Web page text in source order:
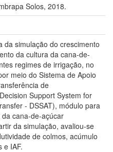
Solos, 2018.
da simulação do crescimento
da cultura da cana-de-
regimes de irrigação, no
meio do Sistema de Apoio
de
Support System for
- DSSAT), módulo para
cana-de-açúcar
da simulação, avaliou-se
de colmos, acúmulo
e IAF.